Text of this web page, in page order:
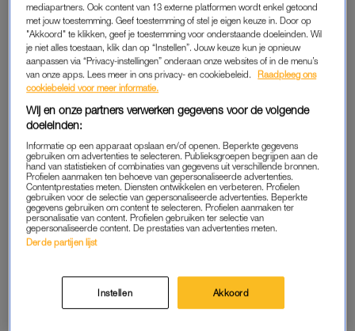
mediapartners. Ook content van 13 externe platformen wordt enkel getoond
met jouw toestemming. Geef toestemming of stel je eigen keuze in. Door op
"Akkoord" te klikken, geef je toestemming voor onderstaande doeleinden. Wil
je niet alles toestaan, klik dan op “Instellen”. Jouw keuze kun je opnieuw
aanpassen via “Privacy-instellingen” onderaan onze websites of in de menu’s
van onze apps. Lees meer in ons privacy- en cookiebeleid.
Raadpleeg ons
cookiebeleid voor meer informatie.
Wij en onze partners verwerken gegevens voor de volgende
doeleinden:
Informatie op een apparaat opslaan en/of openen. Beperkte gegevens
gebruiken om advertenties te selecteren. Publieksgroepen begrijpen aan de
hand van statistieken of combinaties van gegevens uit verschillende bronnen.
Profielen aanmaken ten behoeve van gepersonaliseerde advertenties.
Contentprestaties meten. Diensten ontwikkelen en verbeteren. Profielen
gebruiken voor de selectie van gepersonaliseerde advertenties. Beperkte
gegevens gebruiken om content te selecteren. Profielen aanmaken ter
personalisatie van content. Profielen gebruiken ter selectie van
gepersonaliseerde content. De prestaties van advertenties meten.
Derde partijen lijst
Instellen Akkoord